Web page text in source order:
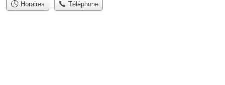
Horaires Téléphone